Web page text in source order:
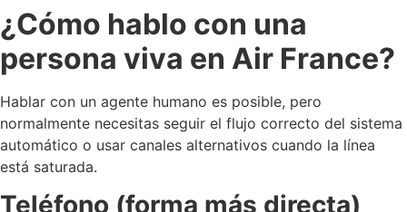
¿Cómo hablo con una
persona viva en Air France?
Hablar con un agente humano es posible, pero
normalmente necesitas seguir el flujo correcto del sistema
automático o usar canales alternativos cuando la línea
está saturada.
Teléfono (forma más directa)